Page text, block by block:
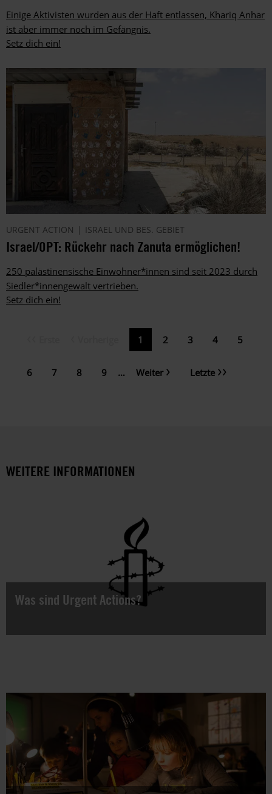
Einige Aktivisten wurden aus der Haft entlassen, Khariq Anhar
ist aber immer noch im Gefängnis.
Setz dich ein!
URGENT ACTION ISRAEL UND BES. GEBIET
Israel/OPT: Rückehr nach Zanuta ermöglichen!
250 palästinensische Einwohner*innen sind seit 2023 durch
Siedler*innengewalt vertrieben.
Setz dich ein!
Aktuelle
Seite
1 Page
2 Page
3 Page
4 Page
5
Page
6 Page
7 Page
8 Page
9 …
Nächste
Weiter
Letzte
Letzte
WEITERE INFORMATIONEN
Was sind Urgent Actions?